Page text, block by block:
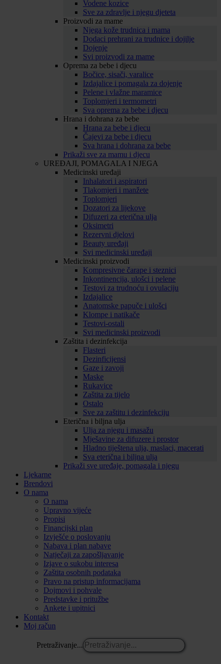
Vodene kozice
Sve za zdravlje i njegu djeteta
Proizvodi za mame
Njega kože trudnica i mama
Dodaci prehrani za trudnice i dojilje
Dojenje
Svi proizvodi za mame
Oprema za bebe i djecu
Bočice, sisači, varalice
Izdajalice i pomagala za dojenje
Pelene i vlažne maramice
Toplomjeri i termometri
Sva oprema za bebe i djecu
Hrana i dohrana za bebe
Hrana za bebe i djecu
Čajevi za bebe i djecu
Sva hrana i dohrana za bebe
Prikaži sve za mamu i djecu
UREĐAJI, POMAGALA I NJEGA
Medicinski uređaji
Inhalatori i aspiratori
Tlakomjeri i manžete
Toplomjeri
Dozatori za lijekove
Difuzeri za eterična ulja
Oksimetri
Rezervni djelovi
Beauty uređaji
Svi medicinski uređaji
Medicinski proizvodi
Kompresivne čarape i steznici
Inkontinencija, ulošci i pelene
Testovi za trudnoću i ovulaciju
Izdajalice
Anatomske papuče i ulošci
Klompe i natikače
Testovi-ostali
Svi medicinski proizvodi
Zaštita i dezinfekcija
Flasteri
Dezinficijensi
Gaze i zavoji
Maske
Rukavice
Zaštita za tijelo
Ostalo
Sve za zaštitu i dezinfekciju
Eterična i biljna ulja
Ulja za njegu i masažu
Mješavine za difuzere i prostor
Hladno tiještena ulja, maslaci, macerati
Sva eterična i biljna ulja
Prikaži sve uređaje, pomagala i njegu
Ljekarne
Brendovi
O nama
O nama
Upravno vijeće
Propisi
Financijski plan
Izvješće o poslovanju
Nabava i plan nabave
Natječaji za zapošljavanje
Izjave o sukobu interesa
Zaštita osobnih podataka
Pravo na pristup informacijama
Dojmovi i pohvale
Predstavke i pritužbe
Ankete i upitnici
Kontakt
Moj račun
Pretraživanje...